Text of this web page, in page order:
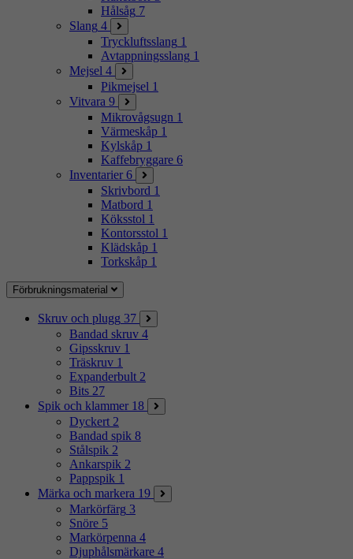
Hålsåg 7
Slang 4
Tryckluftsslang 1
Avtappningsslang 1
Mejsel 4
Pikmejsel 1
Vitvara 9
Mikrovågsugn 1
Värmeskåp 1
Kylskåp 1
Kaffebryggare 6
Inventarier 6
Skrivbord 1
Matbord 1
Köksstol 1
Kontorsstol 1
Klädskåp 1
Torkskåp 1
Förbrukningsmaterial
Skruv och plugg 37
Bandad skruv 4
Gipsskruv 1
Träskruv 1
Expanderbult 2
Bits 27
Spik och klammer 18
Dyckert 2
Bandad spik 8
Stålspik 2
Ankarspik 2
Pappspik 1
Märka och markera 19
Markörfärg 3
Snöre 5
Markörpenna 4
Djuphålsmärkare 4